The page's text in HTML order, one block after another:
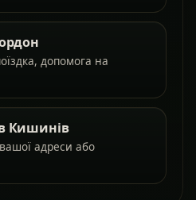
допомога на
Кишинів
адреси або